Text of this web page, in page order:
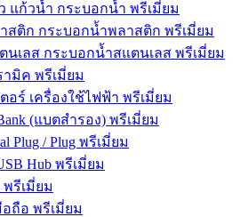
แก้วน้ำ กระบอกน้ำ พรีเมี่ยม
สติก กระบอกน้ำพลาสติก พรีเมี่ยม
นเลส กระบอกน้ำสแตนเลส พรีเมี่ยม
ามิค พรีเมี่ยม
อร์ เครื่องใช้ไฟฟ้า พรีเมี่ยม
(แบตสำรอง) พรีเมี่ยม
Plug / Plug พรีเมี่ยม
Hub พรีเมี่ยม
รีเมี่ยม
ถือ พรีเมี่ยม